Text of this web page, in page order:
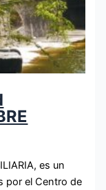
es un
por el Centro de